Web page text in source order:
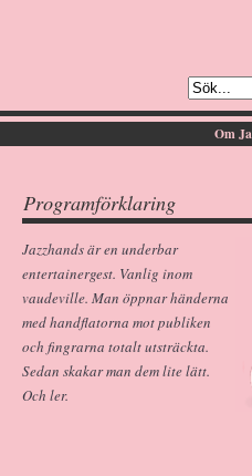
Om
Programförklaring
Jazzhands är en underbar
entertainergest. Vanlig inom
vaudeville. Man öppnar händerna
med handflatorna mot publiken
och fingrarna totalt utsträckta.
Sedan skakar man dem lite lätt.
Och ler.